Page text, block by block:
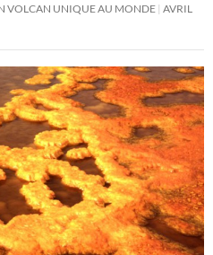
VOLCAN UNIQUE AU MONDE AVRIL